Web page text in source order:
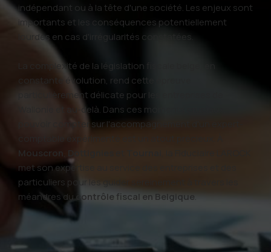
indépendant ou à la tête d'une société. Les enjeux sont
importants et les conséquences potentiellement
lourdes en cas d'irrégularités constatées.
La complexité de la législation fiscale belge, en
constante évolution, rend cette épreuve
particulièrement délicate pour les entreprises de
Wallonie et au-delà. Dans ces moments cruciaux,
pouvoir compter sur l'accompagnement d'un expert-
Mouscron,
met son expertise au service des entreprises et des
particuliers pour les guider sereinement à travers les
méandres du
contrôle fiscal en Belgique.